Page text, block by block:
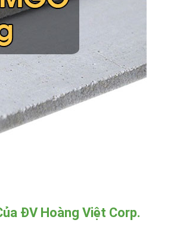
ĐV Hoàng Việt Corp.